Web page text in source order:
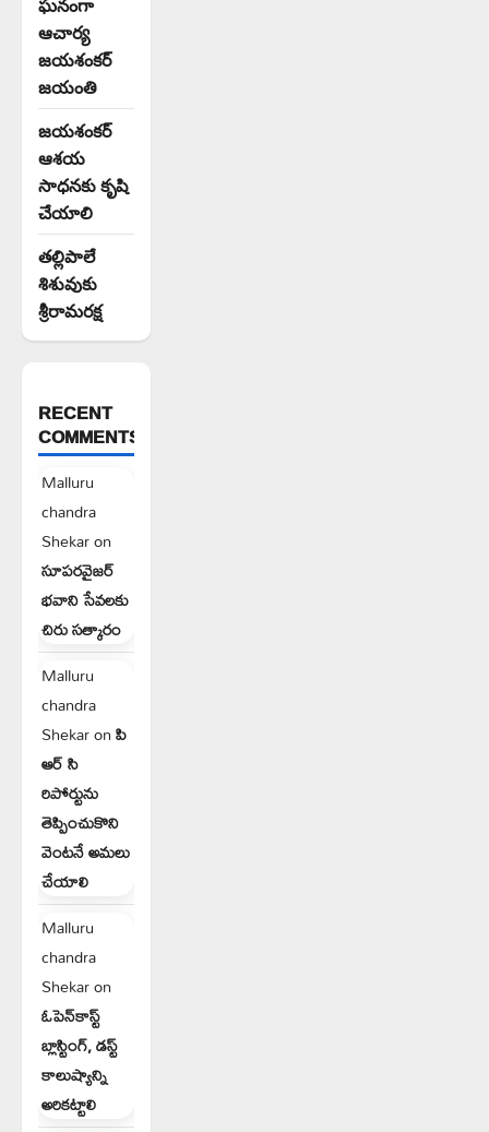
ఆచార్య
జయశంకర్
జయంతి
జయశంకర్
ఆశయ
సాధనకు కృషి
చేయాలి
తల్లిపాలే
శిశువుకు
శ్రీరామరక్ష
RECENT
COMMENTS
Malluru
chandra
Shekaron
సూపరవైజర్
భవాని సేవలకు
చిరు సత్కారం
Malluru
chandra
Shekaronపి
ఆర్ సి
రిపోర్టును
తెప్పించుకొని
వెంటనే అమలు
చేయాలి
Malluru
chandra
Shekaron
ఓపెన్‌కాస్ట్
బ్లాస్టింగ్, డస్ట్
కాలుష్యాన్ని
అరికట్టాలి